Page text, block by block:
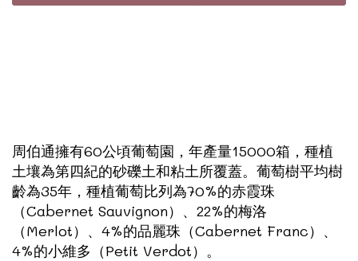
周伯通擁有60公頃葡萄園，年產量15000箱，種植
土壤為第四紀的砂礫土和粘土所覆蓋。葡萄樹平均樹
齡為35年，種植葡萄比列為70%的赤霞珠
（Cabernet Sauvignon）、22%的梅洛
（Merlot）、4%的品麗珠（Cabernet Franc）、
4%的小維多（Petit Verdot）。